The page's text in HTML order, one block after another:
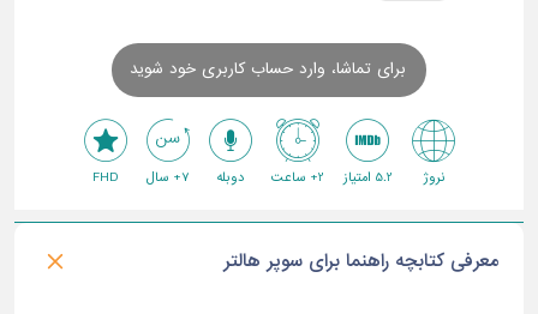
برای تماشا، وارد حساب کاربری خود شوید
نروژ 5.2 امتیاز 2+ ساعت دوبله 7+ سال FHD
معرفی کتابچه راهنما برای سوپر هالتر